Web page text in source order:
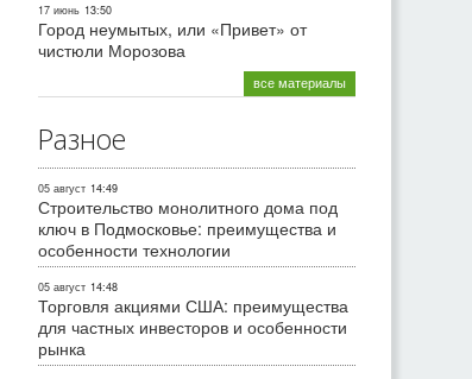
17 июнь 13:50
Город неумытых, или «Привет» от
чистюли Морозова
все материалы
Разное
05 август 14:49
Строительство монолитного дома под
ключ в Подмосковье: преимущества и
особенности технологии
05 август 14:48
Торговля акциями США: преимущества
для частных инвесторов и особенности
рынка